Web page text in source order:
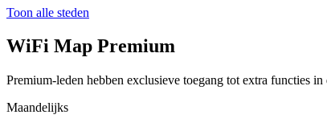
Toon alle steden
WiFi Map Premium
Premium-leden hebben exclusieve toegang tot extra functies in
Maandelijks